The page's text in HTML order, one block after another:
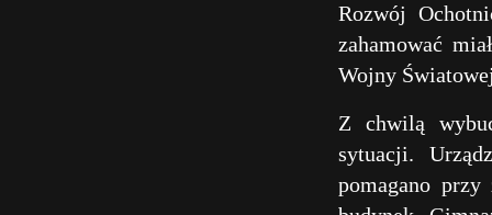
Rozwój
zahamować
Wojny
Z chwilą
sytuacji.
pomagano